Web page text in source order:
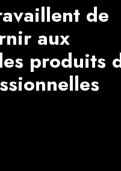
de
aux
produits